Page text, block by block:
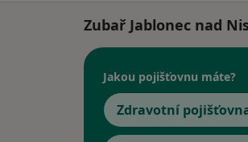
Zubař Jablonec nad
Jakou pojišťovnu máte?
Zdravotní